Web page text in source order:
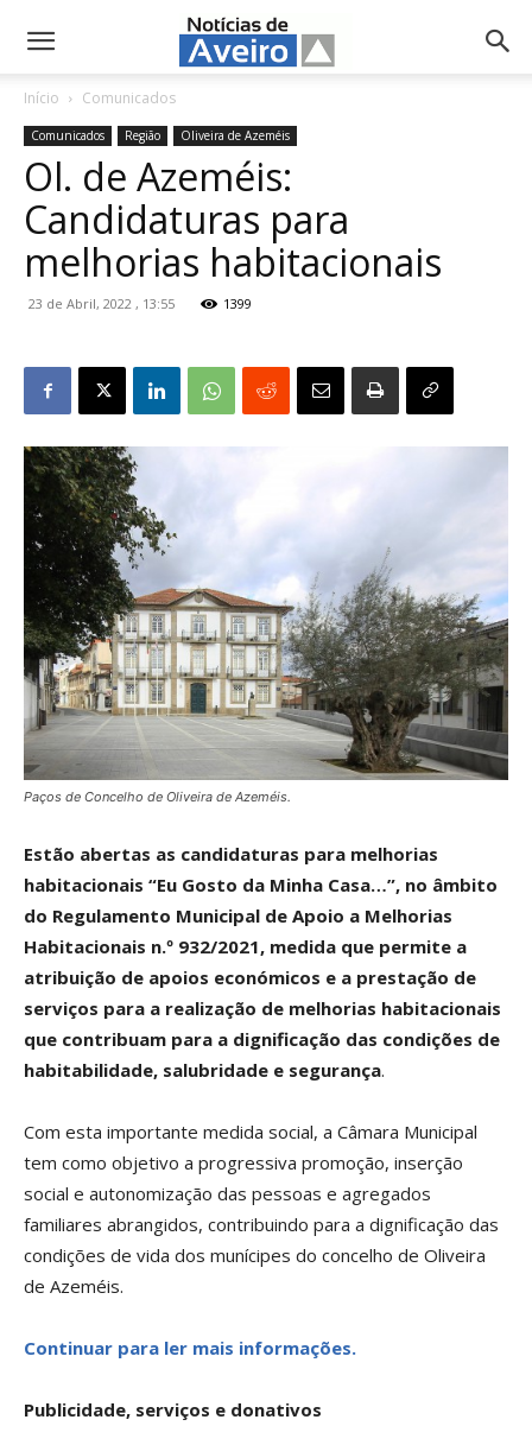
NotíciasdeAveiro.pt
Início Comunicados
Comunicados Região Oliveira de Azeméis
Ol. de Azeméis:
Candidaturas para
melhorias habitacionais
23 de Abril, 2022 , 13:55 1399
Paços de Concelho de Oliveira de Azeméis.
Estão abertas as candidaturas para melhorias
habitacionais “Eu Gosto da Minha Casa…”, no âmbito
do Regulamento Municipal de Apoio a Melhorias
Habitacionais n.º 932/2021, medida que permite a
atribuição de apoios económicos e a prestação de
serviços para a realização de melhorias habitacionais
que contribuam para a dignificação das condições de
habitabilidade, salubridade e segurança.
Com esta importante medida social, a Câmara Municipal
tem como objetivo a progressiva promoção, inserção
social e autonomização das pessoas e agregados
familiares abrangidos, contribuindo para a dignificação das
condições de vida dos munícipes do concelho de Oliveira
de Azeméis.
Continuar para ler mais informações.
Publicidade, serviços e donativos